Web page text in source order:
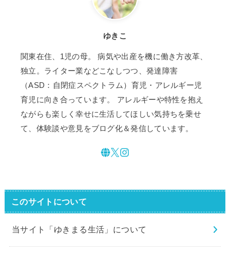
ゆきこ
関東在住、1児の母。 病気や出産を機に働き方改革、
独立。ライター業などこなしつつ、発達障害
（ASD：自閉症スペクトラム）育児・アレルギー児
育児に向き合っています。 アレルギーや特性を抱え
ながらも楽しく幸せに生活してほしい気持ちを乗せ
て、体験談や意見をブログ化＆発信しています。
このサイトについて
当サイト「ゆきまる生活」について